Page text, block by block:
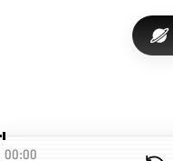
00:00